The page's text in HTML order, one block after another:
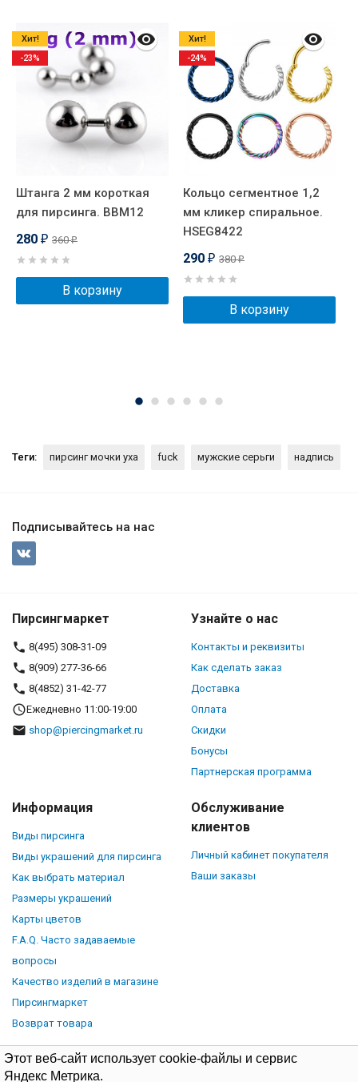
Этот веб-сайт использует cookie-файлы и сервис
Яндекс Метрика.
Штанга 2 мм короткая
для пирсинга. BBM12
280 ₽ 360₽
В корзину
Хит!
-23%
Кольцо сегментное 1,2
мм кликер спиральное.
HSEG8422
290 ₽ 380₽
В корзину
Хит!
-24%
Теги: пирсинг мочки уха fuck мужские серьги надпись
Подписывайтесь на нас
Пирсингмаркет
8(495) 308-31-09
8(909) 277-36-66
8(4852) 31-42-77
Ежедневно 11:00-19:00
shop@piercingmarket.ru
Узнайте о нас
Контакты и реквизиты
Как сделать заказ
Доставка
Оплата
Скидки
Бонусы
Партнерская программа
Информация
Виды пирсинга
Виды украшений для пирсинга
Как выбрать материал
Размеры украшений
Карты цветов
F.A.Q. Часто задаваемые
вопросы
Качество изделий в магазине
Пирсингмаркет
Возврат товара
Обслуживание
клиентов
Личный кабинет покупателя
Ваши заказы